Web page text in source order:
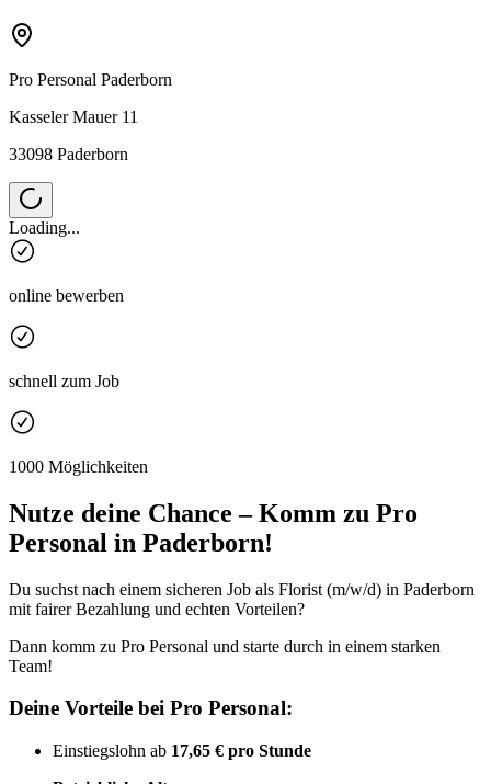
Pro Personal Paderborn
Kasseler Mauer 11
33098 Paderborn
Loading...
online bewerben
schnell zum Job
1000 Möglichkeiten
Nutze deine Chance – Komm zu Pro
Personal in Paderborn!
Du suchst nach einem sicheren Job als Florist (m/w/d) in Paderborn
mit fairer Bezahlung und echten Vorteilen?
Dann komm zu Pro Personal und starte durch in einem starken
Team!
Deine Vorteile bei Pro Personal:
Einstiegslohn ab 17,65 € pro Stunde